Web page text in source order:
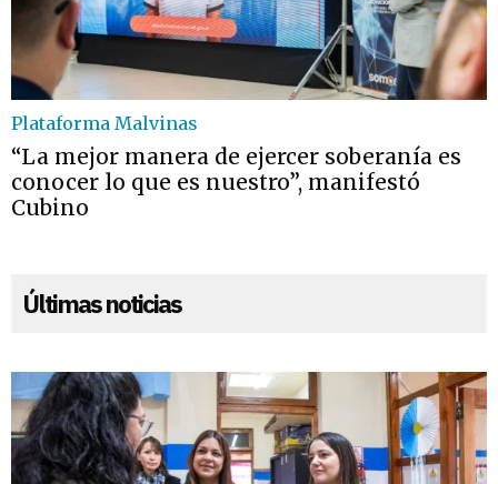
Plataforma Malvinas
“La mejor manera de ejercer soberanía es
conocer lo que es nuestro”, manifestó
Cubino
Últimas noticias